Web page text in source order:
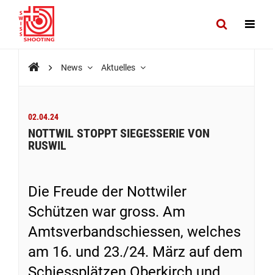
News Aktuelles
02.04.24
NOTTWIL STOPPT SIEGESSERIE VON
RUSWIL
Die Freude der Nottwiler
Schützen war gross. Am
Amtsverbandschiessen, welches
am 16. und 23./24. März auf dem